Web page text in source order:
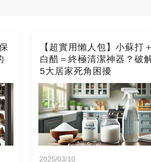
【超實用懶人包】小蘇打＋
白醋＝終極清潔神器？破
5大居家死角困擾
2025/03/10